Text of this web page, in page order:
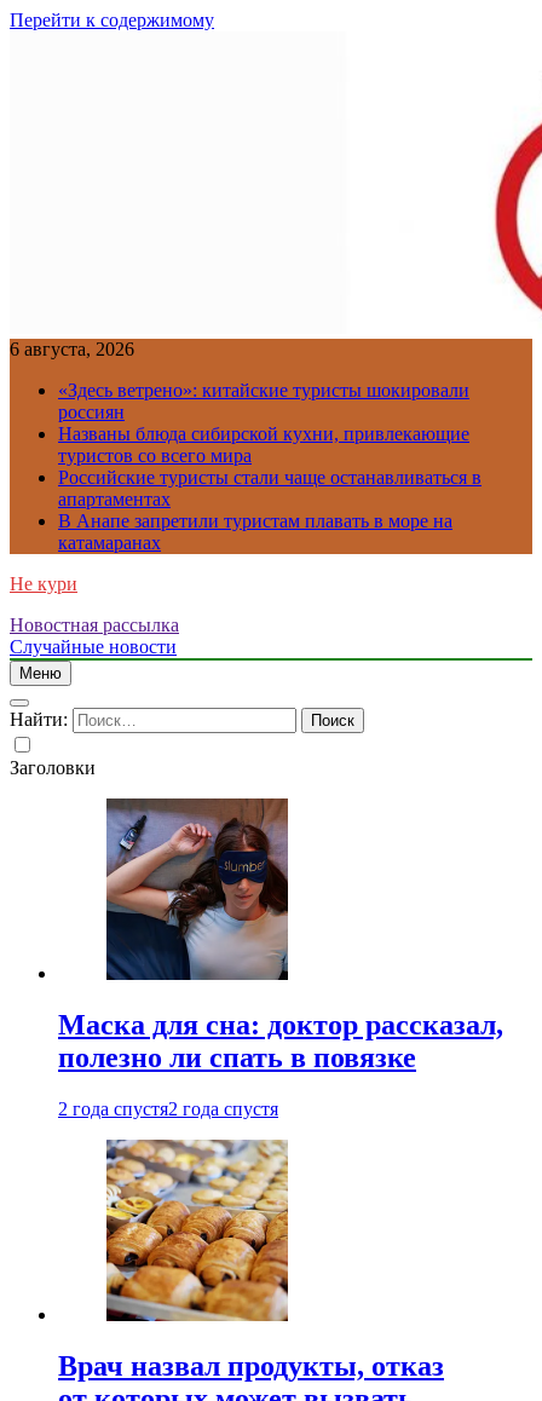
Перейти к содержимому
6 августа, 2026
«Здесь ветрено»: китайские туристы шокировали
россиян
Названы блюда сибирской кухни, привлекающие
туристов со всего мира
Российские туристы стали чаще останавливаться в
апартаментах
В Анапе запретили туристам плавать в море на
катамаранах
Не кури
Новостная рассылка
Случайные новости
Меню
Найти:
Заголовки
Маска для сна: доктор рассказал,
полезно ли спать в повязке
2 года спустя2 года спустя
Врач назвал продукты, отказ